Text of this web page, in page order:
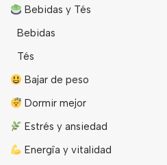
Bebidas y Tés
Bebidas
Tés
Bajar de peso
Dormir mejor
Estrés y ansiedad
Energîa y vitalidad